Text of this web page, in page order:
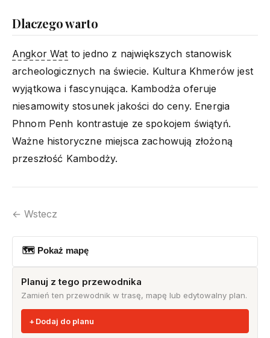
Dlaczego warto
Angkor Wat to jedno z największych stanowisk
archeologicznych na świecie. Kultura Khmerów jest
wyjątkowa i fascynująca. Kambodża oferuje
niesamowity stosunek jakości do ceny. Energia
Phnom Penh kontrastuje ze spokojem świątyń.
Ważne historyczne miejsca zachowują złożoną
przeszłość Kambodży.
← Wstecz
🗺 Pokaż mapę
Planuj z tego przewodnika
Zamień ten przewodnik w trasę, mapę lub edytowalny plan.
Dodaj do planu